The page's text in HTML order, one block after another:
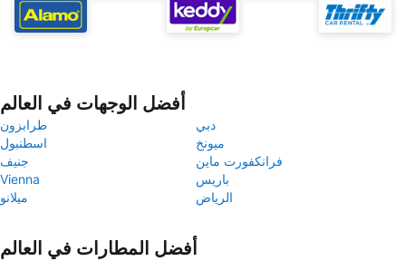
أفضل الوجهات في العالم
طرابزون
دبي
اسطنبول
ميونخ
جنيف
فرانكفورت ماين
Vienna
باريس
ميلانو
الرياض
أفضل المطارات في العالم